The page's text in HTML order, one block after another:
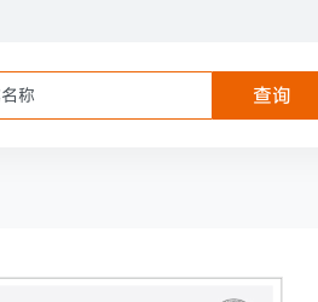
查询